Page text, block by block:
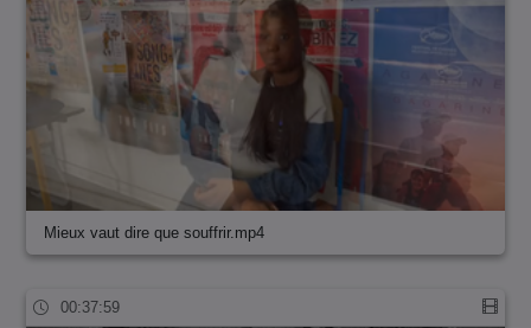
Mieux vaut dire que souffrir.mp4
00:37:59